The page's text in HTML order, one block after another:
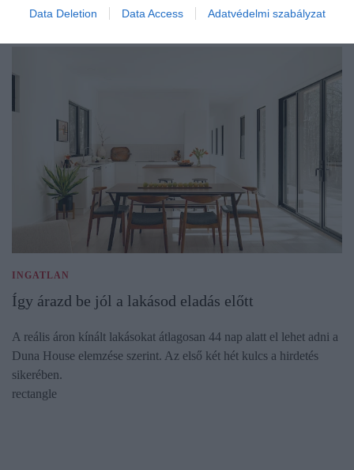
Data Deletion Data Access Adatvédelmi szabályzat
INGATLAN
Így árazd be jól a lakásod eladás előtt
A reális áron kínált lakásokat átlagosan 44 nap alatt el lehet adni a
Duna House elemzése szerint. Az első két hét kulcs a hirdetés
sikerében.
rectangle